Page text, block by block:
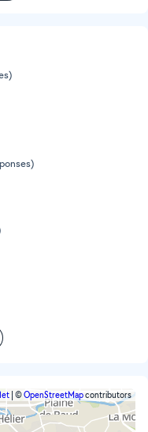
©OpenStreetMapcontributors